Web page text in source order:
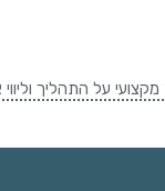
על התהליך וליווי